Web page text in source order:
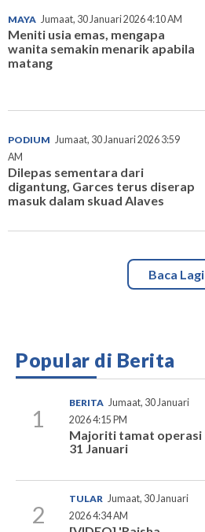
MAYA Jumaat, 30 Januari 2026 4:10 AM
Meniti usia emas, mengapa
wanita semakin menarik apabila
matang
PODIUM Jumaat, 30 Januari 2026 3:59
AM
Dilepas sementara dari
digantung, Garces terus diserap
masuk dalam skuad Alaves
Baca Lagi
Popular di Berita
1
BERITA Jumaat, 30 Januari
2026 4:15 PM
Majoriti tamat operasi
31 Januari
2
TULAR Jumaat, 30 Januari
2026 4:34 AM